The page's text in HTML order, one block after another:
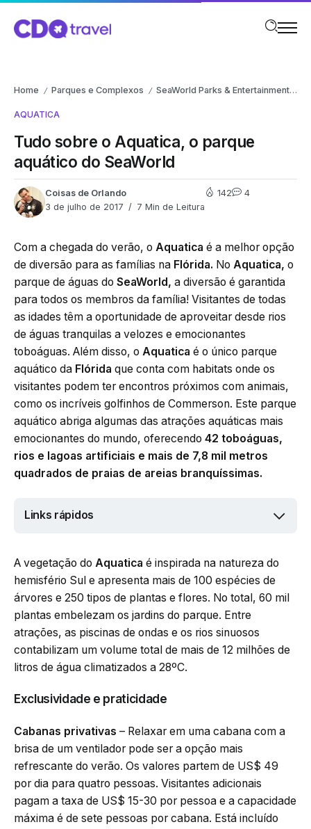
Home / Parques e Complexos / SeaWorld Parks & Entertainment /
AQUATICA
Tudo sobre o Aquatica, o parque
aquático do SeaWorld
Coisas de Orlando
3 de julho de 2017
7 Min de Leitura
142 4
Com a chegada do verão, o Aquatica é a melhor opção
de diversão para as famílias na Flórida. No Aquatica, o
parque de águas do SeaWorld, a diversão é garantida
para todos os membros da família! Visitantes de todas
as idades têm a oportunidade de aproveitar desde rios
de águas tranquilas a velozes e emocionantes
toboáguas. Além disso, o Aquatica é o único parque
aquático da Flórida que conta com habitats onde os
visitantes podem ter encontros próximos com animais,
como os incríveis golfinhos de Commerson. Este parque
aquático abriga algumas das atrações aquáticas mais
emocionantes do mundo, oferecendo 42 toboáguas,
rios e lagoas artificiais e mais de 7,8 mil metros
quadrados de praias de areias branquíssimas.
Links rápidos
A vegetação do Aquatica é inspirada na natureza do
hemisfério Sul e apresenta mais de 100 espécies de
árvores e 250 tipos de plantas e flores. No total, 60 mil
plantas embelezam os jardins do parque. Entre
atrações, as piscinas de ondas e os rios sinuosos
contabilizam um volume total de mais de 12 milhões de
litros de água climatizados a 28ºC.
Exclusividade e praticidade
Cabanas privativas – Relaxar em uma cabana com a
brisa de um ventilador pode ser a opção mais
refrescante do verão. Os valores partem de US$ 49
por dia para quatro pessoas. Visitantes adicionais
pagam a taxa de US$ 15-30 por pessoa e a capacidade
máxima é de sete pessoas por cabana. Está incluído